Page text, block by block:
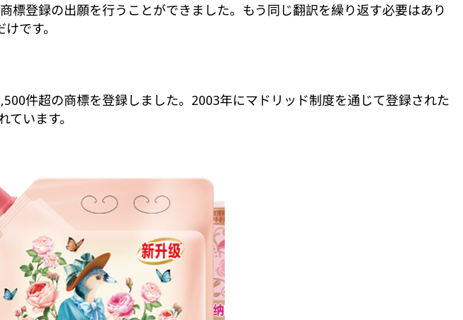
登録の出願を行うことができました。もう同じ翻訳を繰り返す必要はあり
です。
件超の商標を登録しました。2003年にマドリッド制度を通じて登録された
います。